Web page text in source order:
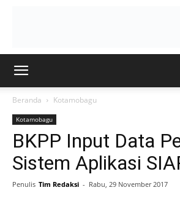
Beranda Kotamobagu
Kotamobagu
BKPP Input Data
Sistem Aplikasi
Penulis Tim Redaksi - Rabu, 29 November 2017